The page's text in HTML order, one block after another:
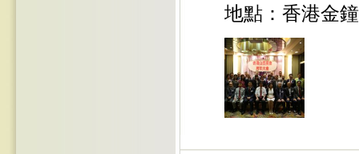
地點：香港金